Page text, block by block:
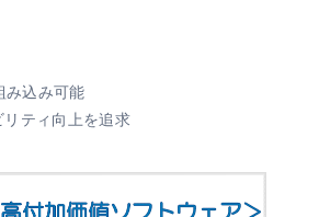
み込み可能
ティ向上を追求